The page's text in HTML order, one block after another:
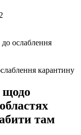
карантину
щодо
там